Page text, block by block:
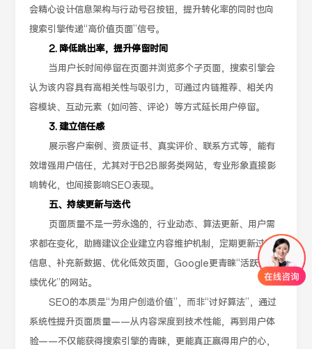
会精心设计信息架构与行动号召按钮，提升转化率的同时也向
搜索引擎传递“高价值页面”信号。
2. 降低跳出率，提升停留时间
当用户长时间停留在页面并浏览多个子页面，搜索引擎会
认为该内容具有高相关性与吸引力，可通过内链推荐、相关内
容模块、互动元素（如问答、评论）等方式延长用户停留。
3. 建立信任感
展示客户案例、资质证书、真实评价、联系方式等，能有
效增强用户信任，尤其对于B2B服务类网站，专业形象直接影
响转化，也间接影响SEO表现。
五、持续更新与迭代
页面质量不是一劳永逸的，行业动态、算法更新、用户需
求都在变化，助腾建议企业建立内容维护机制，定期更新过时
信息、补充新数据、优化低效页面，Google更青睐“活跃且持
续优化”的网站。
SEO的本质是“为用户创造价值”，而非“讨好算法”，通过
系统性提升页面质量——从内容深度到技术性能，再到用户体
验——不仅能获得搜索引擎的青睐，更能真正赢得用户的心，